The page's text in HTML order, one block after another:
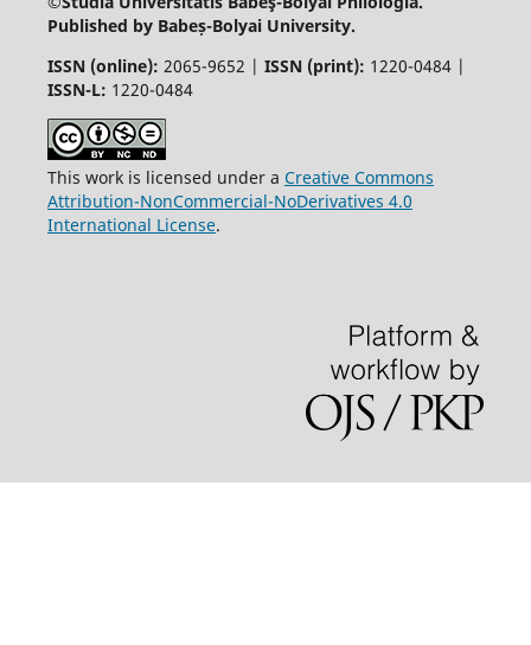
Published by Babeș-Bolyai University.
ISSN (online): 2065-9652 | ISSN (print): 1220-0484 |
ISSN-L: 1220-0484
This work is licensed under a Creative Commons
Attribution-NonCommercial-NoDerivatives 4.0
International License.